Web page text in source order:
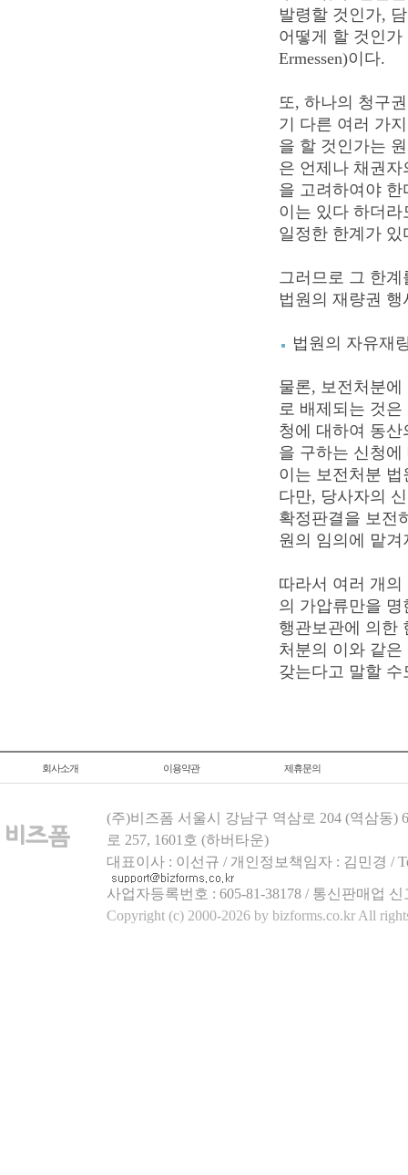
발령할 것인가,
어떻게 할 것인
Ermessen)이다.
또, 하나의 청구
기 다른 여러 가
을 할 것인가는
은 언제나 채권
을 고려하여야
이는 있다 하더
일정한 한계가 있
그러므로 그 한
법원의 재량권
법원의 자유재
물론, 보전처분
로 배제되는 것
청에 대하여 동
을 구하는 신청
이는 보전처분
다만, 당사자의
확정판결을 보전
원의 임의에 맡겨
따라서 여러 개
의 가압류만을
행관보관에 의한
처분의 이와 같
갖는다고 말할 수
회사소개 이용약관 제휴문의
(주)비즈폼 서울시 강남구 역삼로 204 (역삼동)
로 257, 1601호 (하버타운)
대표이사 : 이선규 / 개인정보책임자 : 김민경 /
사업자등록번호 : 605-81-38178 / 통신판매업
Copyright (c) 2000-2026 by bizforms.co.kr All